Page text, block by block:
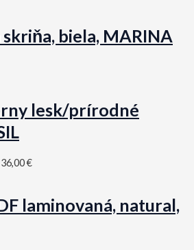
biela, MARINA
lesk/prírodné
36,00€
laminovaná, natural,